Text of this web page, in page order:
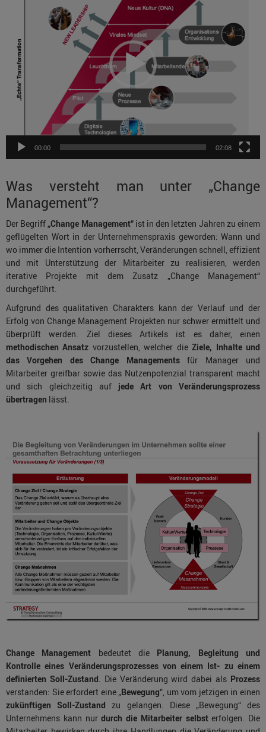
00:00 02:08
Was versteht man unter „Change
Management“?
Der Begriff„Change Management“ist in den letzten Jahren zu einem
geflügelten Wort in der Unternehmenspraxis geworden: Wann und
wo immer die Intention vorherrscht, Veränderungen schnell, effizient
und mit Unterstützung der Mitarbeiter zu realisieren, werden
iterative Projekte mit dem Zusatz „Change Management“
durchgeführt.
Aufgrund des qualitativen Charakters kann der Verlauf und der
Erfolg von Change Management Projekten nur schwer ermittelt und
überprüft werden. Ziel dieses Artikels ist es daher, einen
methodischen Ansatz vorzustellen, welcher dieZiele, Inhalte und
das Vorgehen des Change Managementsfür Manager und
Mitarbeiter greifbar sowie das Nutzenpotenzial transparent macht
und sich gleichzeitig auf jede Art von Veränderungsprozess
übertragen lässt.
Change Management bedeutet die Planung, Begleitung und
Kontrolle eines Veränderungsprozesses von einem Ist- zu einem
definierten Soll-Zustand. Die Veränderung wird dabei als Prozess
verstanden: Sie erfordert eine „Bewegung“, um vom jetzigen in einen
zukünftigen Soll-Zustand zu gelangen. Diese „Bewegung“ des
Unternehmens kann nurdurch die Mitarbeiter selbsterfolgen. Die